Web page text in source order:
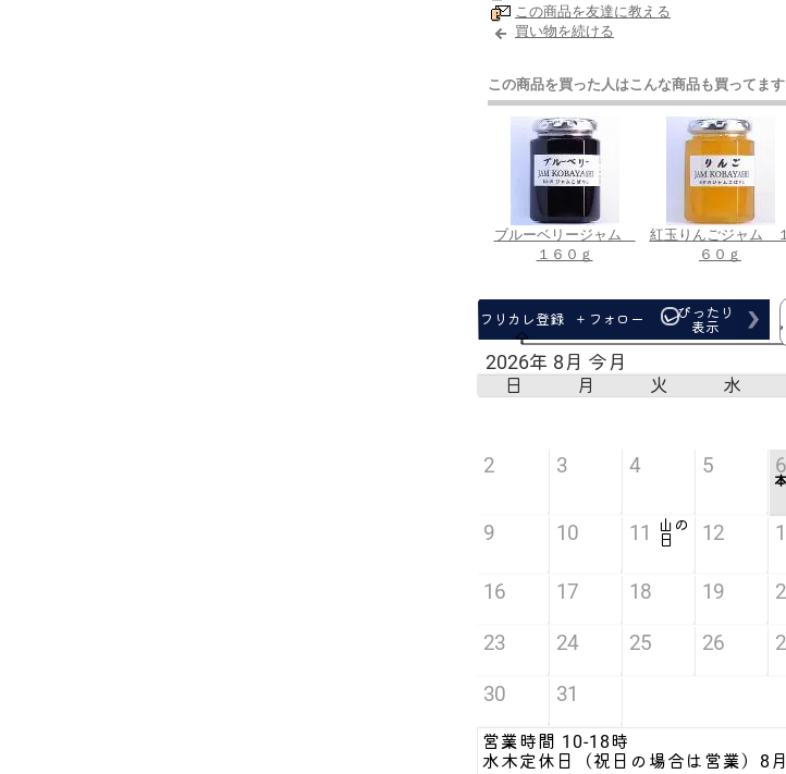
この商品を友達に教える
買い物を続ける
この商品を買った人はこんな商品も買ってます
ブルーベリージャム
１６０ｇ
紅玉りんごジャム １
６０ｇ